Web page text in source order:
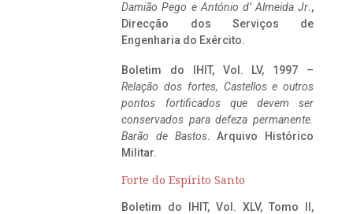
Damião Pego e António d’ Almeida Jr.,
Direcção dos Serviços de
Engenharia do Exército.
Boletim do IHIT, Vol. LV, 1997 –
Relação dos fortes, Castellos e outros
pontos fortificados que devem ser
conservados para defeza permanente.
Barão de Bastos. Arquivo Histórico
Militar.
Forte do Espírito Santo
Boletim do IHIT, Vol. XLV, Tomo II,